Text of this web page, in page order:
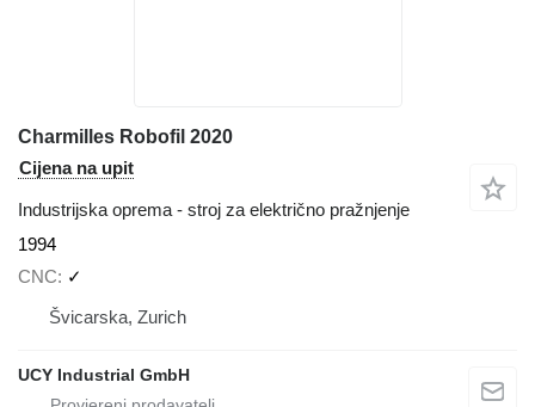
Charmilles Robofil 2020
Cijena na upit
Industrijska oprema - stroj za električno pražnjenje
1994
CNC
✓
Švicarska, Zurich
UCY Industrial GmbH